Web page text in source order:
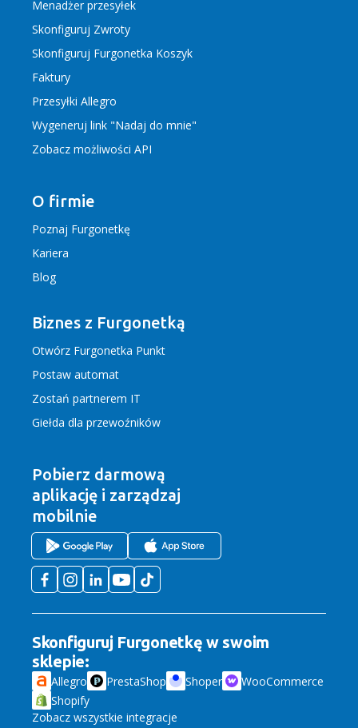
Menadżer przesyłek
Skonfiguruj Zwroty
Skonfiguruj Furgonetka Koszyk
Faktury
Przesyłki Allegro
Wygeneruj link "Nadaj do mnie"
Zobacz możliwości API
O firmie
Poznaj Furgonetkę
Kariera
Blog
Biznes z Furgonetką
Otwórz Furgonetka Punkt
Postaw automat
Zostań partnerem IT
Giełda dla przewoźników
Pobierz darmową
aplikację i zarządzaj
mobilnie
Skonfiguruj Furgonetkę w swoim
sklepie:
Allegro PrestaShop Shoper
WooCommerce
Shopify
Zobacz wszystkie integracje